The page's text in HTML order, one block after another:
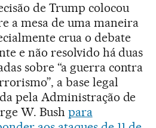
de Trump colocou
a mesa de uma maneira
crua o debate
e não resolvido há duas
sobre “a guerra contra
a base legal
pela Administração de
W. Bush para